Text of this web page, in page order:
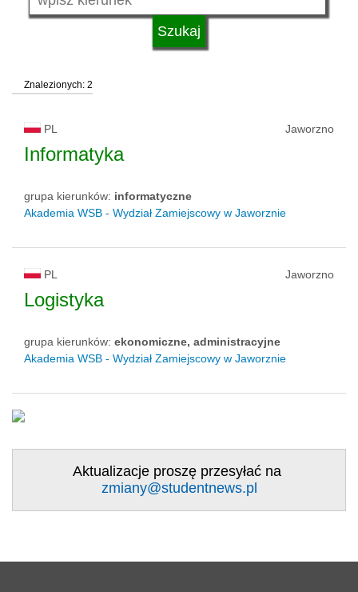
typ uczelni
status uczelni
Znalezionych: 2
PL Jaworzno
Informatyka
grupa kierunków: informatyczne
Akademia WSB - Wydział Zamiejscowy w Jaworznie
PL Jaworzno
Logistyka
grupa kierunków: ekonomiczne, administracyjne
Akademia WSB - Wydział Zamiejscowy w Jaworznie
Aktualizacje proszę przesyłać na
zmiany@studentnews.pl